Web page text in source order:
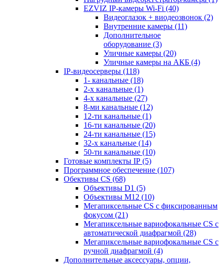
EZVIZ IP-камеры Wi-Fi (40)
Видеоглазок + виодеозвонок (2)
Внутренние камеры (11)
Дополнительное
оборудование (3)
Уличные камеры (20)
Уличные камеры на АКБ (4)
IP-видеосерверы (118)
1- канальные (18)
2-х канальные (1)
4-х канальные (27)
8-ми канальные (12)
12-ти канальные (1)
16-ти канальные (20)
24-ти канальные (15)
32-х канальные (14)
50-ти канальные (10)
Готовые комплекты IP (5)
Программное обеспечение (107)
Обективы CS (68)
Объективы D1 (5)
Объективы M12 (10)
Мегапиксельные CS c фиксированным
фокусом (21)
Мегапиксельные вариофокальные CS c
автоматической диафрагмой (28)
Мегапиксельные вариофокальные CS c
ручной диафрагмой (4)
Дополнительные аксессуары, опции,